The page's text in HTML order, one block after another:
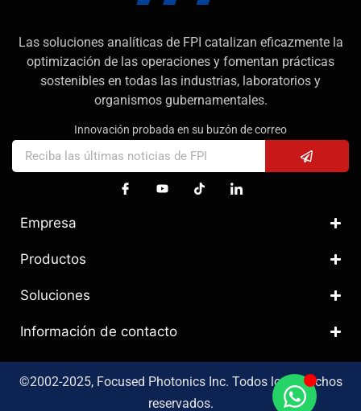
Las soluciones analíticas de FPI catalizan eficazmente la
optimización de las operaciones y fomentan prácticas
sostenibles en todas las industrias, laboratorios y
organismos gubernamentales.
Innovación probada en su buzón de correo
Empresa
Productos
Soluciones
Información de contacto
©2002-2025, Focused Photonics Inc. Todos los derechos
reservados.